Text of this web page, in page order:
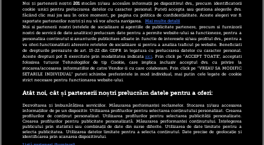
sa imbatranim activ.
Cauta joburi pentru
pensionari VIDEO
Noi și partenerii noștri201stocăm și/sau accesăm informații pe dispozitivul dvs., precum identificatorii
cookie unici pentru prelucrarea datelor cu caracter personal. Puteți accepta sau gestiona alegerile dvs.
făcând clic mai jos sau în orice moment, pe pagina cu politica de confidențialitate. Aceste alegeri vor fi
raportate partenerilor noștri și nu vă vor afecta navigarea.
Mai multe detalii
Noi si partenerii nostri (retelele de socializare si agentiile de publicitate partenere, precum si furnizorii
nostri de servicii de date analitice) prelucram date pentru a permite website-ului sa functioneze, pentru a
personaliza continutul si anunturile publicitare afisate in functie de interesele si/sau profilul dvs., pentru a
va oferi functionalitati aferente retelelor de socializare si pentru a analiza traficul pe website. Beneficiati
de drepturile prevazute de art. 15-22 din GDPR in legatura cu prelucrarea datelor cu caracter personal.
Aceste drepturi pot fi exercitate prin modalitatea indicataaici. Prin click pe “ACCEPT TOATE”, acceptati
folosirea tuturor Tehnologiilor de tip Cookie, care implica inclusiv acceptul dvs. cu privire la
stocarea/accesarea informatiilor de catre Vendor-ii cu care colaboram. Prin click pe “VREAU SA MODIFIC
SETARILE INDIVIDUAL” puteti schimba preferintele in mod individual, mai putin cele legate de cookie
strict necesare pentru functionarea website-ului.
Atât noi, cât și partenerii noștri prelucrăm datele pentru a oferi:
Dezvoltarea și îmbunătățirea serviciilor. Măsurarea performanței reclamelor. Stocarea și/sau accesarea
informațiilor de pe un dispozitiv. Utilizarea profilurilor pentru selectarea conținutului personalizat. Crearea
profilurilor de conținut personalizat. Utilizarea profilurilor pentru selectarea publicității personalizate.
Crearea profilurilor pentru publicitate personalizată. Măsurarea performanței conținutului. Înțelegerea
publicului prin statistici sau combinații de date din surse diferite. Utilizarea de date limitate pentru a
selecta publicitatea. Utilizarea datelor limitate pentru a selecta conținutul. Date precise de geolocație și
identificarea prin scanarea dispozitivului.